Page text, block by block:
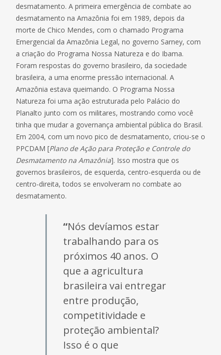
desmatamento. A primeira emergência de combate ao
desmatamento na Amazônia foi em 1989, depois da
morte de Chico Mendes, com o chamado Programa
Emergencial da Amazônia Legal, no governo Sarney, com
a criação do Programa Nossa Natureza e do Ibama.
Foram respostas do governo brasileiro, da sociedade
brasileira, a uma enorme pressão internacional. A
Amazônia estava queimando. O Programa Nossa
Natureza foi uma ação estruturada pelo Palácio do
Planalto junto com os militares, mostrando como você
tinha que mudar a governança ambiental pública do Brasil.
Em 2004, com um novo pico de desmatamento, criou-se o
PPCDAM [Plano de Ação para Proteção e Controle do
Desmatamento na Amazônia]. Isso mostra que os
governos brasileiros, de esquerda, centro-esquerda ou de
centro-direita, todos se envolveram no combate ao
desmatamento.
“Nós devíamos estar
trabalhando para os
próximos 40 anos. O
que a agricultura
brasileira vai entregar
entre produção,
competitividade e
proteção ambiental?
Isso é o que